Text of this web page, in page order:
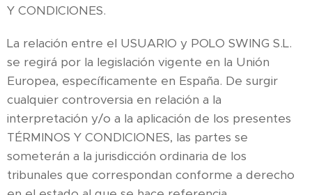
Y CONDICIONES.
La relación entre el USUARIO y POLO SWING S.L.
se regirá por la legislación vigente en la Unión
Europea, específicamente en España. De surgir
cualquier controversia en relación a la
interpretación y/o a la aplicación de los presentes
TÉRMINOS Y CONDICIONES, las partes se
someterán a la jurisdicción ordinaria de los
tribunales que correspondan conforme a derecho